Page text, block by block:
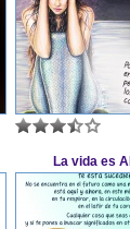
La vida es